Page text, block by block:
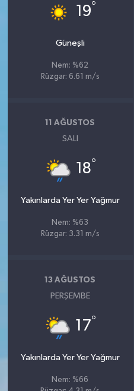
19°
Güneşli
Nem: %62
Rüzgar: 6.61 m/s
11 AĞUSTOS
SALI
18°
Yakınlarda Yer Yer Yağmur
Nem: %63
Rüzgar: 3.31 m/s
13 AĞUSTOS
PERŞEMBE
17°
Yakınlarda Yer Yer Yağmur
Nem: %66